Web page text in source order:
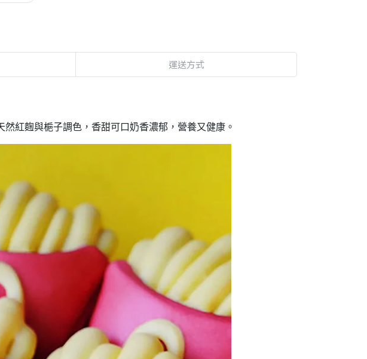
運送方式
紅麴與梔子調色，香甜可口奶香濃郁，營養又健康。